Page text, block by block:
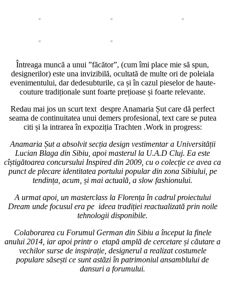
Întreaga muncă a unui ”făcător”, (cum îmi place mie să spun,
designerilor) este una invizibilă, ocultată de multe ori de poleiala
evenimentului, dar dedesubturile, ca și în cazul pieselor de haute-
couture tradiționale sunt foarte prețioase și foarte relevante.
Redau mai jos un scurt text despre Anamaria Șut care dă perfect
seama de continuitatea unui demers profesional, text care se putea
citi și la intrarea în expoziția Trachten .Work in progress:
Anamaria Șut a absolvit secția design vestimentar a Universității
Lucian Blaga din Sibiu, apoi masterul la U.A.D Cluj. Ea este
cîștigătoarea concursului Inspired din 2009, cu o colecție ce avea ca
punct de plecare identitatea portului popular din zona Sibiului, pe
tendința, acum, și mai actuală, a slow fashionului.
A urmat apoi, un masterclass la Florența în cadrul proiectului
Dream unde focusul era pe ideea tradiției reactualizată prin noile
tehnologii disponibile.
Colaborarea cu Forumul German din Sibiu a început la finele
anului 2014, iar apoi printr o etapă amplă de cercetare și căutare a
vechilor surse de inspirație, designerul a realizat costumele
populare săsești ce sunt astăzi în patrimoniul ansamblului de
dansuri a forumului.